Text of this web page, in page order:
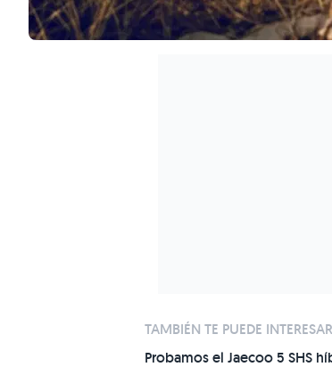
TAMBIÉN TE PUEDE INTERESAR
Probamos el Jaecoo 5 SHS